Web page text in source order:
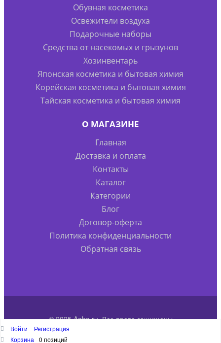
Обувная косметика
Освежители воздуха
Подарочные наборы
Средства от насекомых и грызунов
Хозинвентарь
Японская косметика и бытовая химия
Корейская косметика и бытовая химия
Тайская косметика и бытовая химия
О МАГАЗИНЕ
Главная
Доставка и оплата
Контакты
Каталог
Категории
Блог
Договор-оферта
Политика конфиденциальности
Обратная связь
© 2025 Aoha.ru. Все права защищены
Войти
Регистрация
Корзина
0 позиций